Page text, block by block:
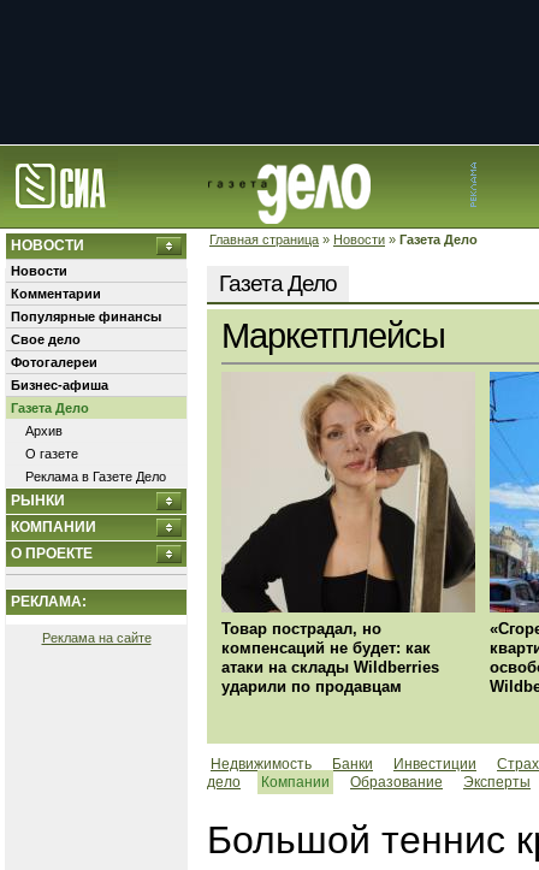
Главная страница » Новости » Газета Дело
НОВОСТИ
Новости
Комментарии
Популярные финансы
Свое дело
Фотогалереи
Бизнес-афиша
Газета Дело
Архив
О газете
Реклама в Газете Дело
РЫНКИ
КОМПАНИИ
О ПРОЕКТЕ
РЕКЛАМА:
Реклама на сайте
Газета Дело
Маркетплейсы
Товар пострадал, но
компенсаций не будет: как
атаки на склады Wildberries
ударили по продавцам
Недвижимость Банки Инвестиции
дело
Компании Образование Эксперты
Большой теннис